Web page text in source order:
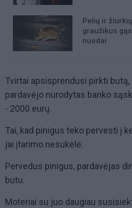
Pelių ir
graužikus
nuodai
Tvirtai apsisprendusi pirkti butą,
pardavėjo nurodytas banko
- 2000 eurų.
Tai, kad pinigus teko pervesti į
jai įtarimo nesukėlė.
Pervedus pinigus, pardavėjas
butu.
Moteriai su juo daugiau